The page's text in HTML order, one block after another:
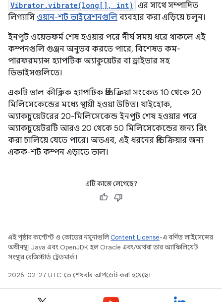
Vibrator.vibrate(long[], int) এর সাথে সম্পাদিত
লিগ্যাসি ওয়ান-শট ভাইব্রেশনগুলি ব্যবহার করা এড়িয়ে চলুন।
ইনপুট ওয়েভফর্ম শেষ হওয়ার পরে দীর্ঘ সময় ধরে থাকলে এই
কম্পনগুলি গুঞ্জন অনুভব করতে পারে, বিশেষত কম-
পারফরম্যান্স হ্যাপটিক অ্যাকুয়েটর বা ড্রাইভার সহ
ডিভাইসগুলিতে।
একটি ভাল কীক্লিক হ্যাপটিক প্রতিক্রিয়া সংকেত 10 থেকে 20
মিলিসেকেন্ডের মধ্যে স্থায়ী হওয়া উচিত। যাইহোক,
অ্যাকচুয়েটরের 20-মিলিসেকেন্ড ইনপুট শেষ হওয়ার পরে
অ্যাকচুয়েটরটি আরও 20 থেকে 50 মিলিসেকেন্ডের জন্য রিং
করা চালিয়ে যেতে পারে। অতএব, এই ধরনের প্রতিক্রিয়ার জন্য
একক-শট কম্পন এড়াতে ভাল।
এটি কাজে লেগেছে?
এই পৃষ্ঠার কন্টেন্ট ও কোডের নমুনাগুলিContent License-এ বর্ণিত লাইসেন্সের
অধীনস্থ। Java এবং OpenJDK হল Oracle এবং/অথবা তার অ্যাফিলিয়েট
সংস্থার রেজিস্টার্ড ট্রেডমার্ক।
2026-02-27 UTC-তে শেষবার আপডেট করা হয়েছে।